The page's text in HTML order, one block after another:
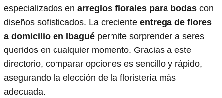
especializados en arreglos florales para bodas con
diseños sofisticados. La creciente entrega de flores
a domicilio en Ibagué permite sorprender a seres
queridos en cualquier momento. Gracias a este
directorio, comparar opciones es sencillo y rápido,
asegurando la elección de la floristería más
adecuada.